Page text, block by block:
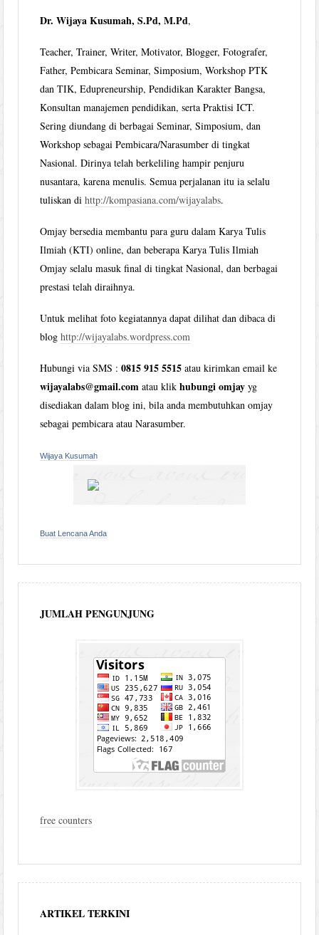
Dr. Wijaya Kusumah, S.Pd, M.Pd,
Teacher, Trainer, Writer, Motivator, Blogger, Fotografer,
Father, Pembicara Seminar, Simposium, Workshop PTK
dan TIK, Edupreneurship, Pendidikan Karakter Bangsa,
Konsultan manajemen pendidikan, serta Praktisi ICT.
Sering diundang di berbagai Seminar, Simposium, dan
Workshop sebagai Pembicara/Narasumber di tingkat
Nasional. Dirinya telah berkeliling hampir penjuru
nusantara, karena menulis. Semua perjalanan itu ia selalu
tuliskan dihttp://kompasiana.com/wijayalabs.
Omjay bersedia membantu para guru dalam Karya Tulis
Ilmiah (KTI) online, dan beberapa Karya Tulis Ilmiah
Omjay selalu masuk final di tingkat Nasional, dan berbagai
prestasi telah diraihnya.
Untuk melihat foto kegiatannya dapat dilihat dan dibaca di
bloghttp://wijayalabs.wordpress.com
Hubungi via SMS :0815 915 5515 atau kirimkan email ke
wijayalabs@gmail.com atau klikhubungi omjay yg
disediakan dalam blog ini, bila anda membutuhkan omjay
sebagai pembicara atau Narasumber.
Wijaya Kusumah
Buat Lencana Anda
JUMLAH PENGUNJUNG
free counters
ARTIKEL TERKINI